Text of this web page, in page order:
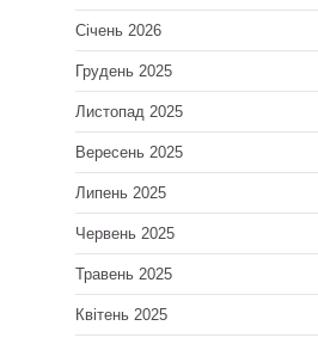
Січень 2026
Грудень 2025
Листопад 2025
Вересень 2025
Липень 2025
Червень 2025
Травень 2025
Квітень 2025